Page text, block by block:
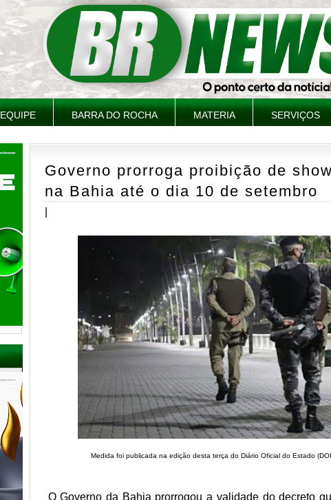
EQUIPE BARRA DO ROCHA MATERIA SERVIÇOS
Governo prorroga proibição de
na Bahia até o dia 10 de setembro
Medida foi publicada na edição desta terça do Diário Oficial do Estado
O Governo da Bahia prorrogou a validade do decreto